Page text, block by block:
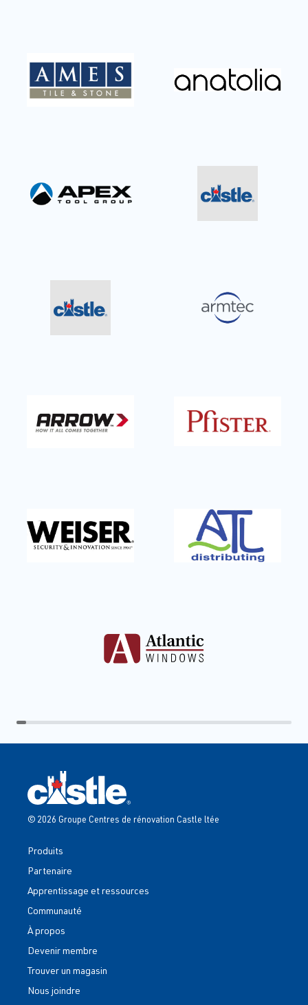
© 2026 Groupe Centres de rénovation Castle ltée
Produits
Partenaire
Apprentissage et ressources
Communauté
À propos
Devenir membre
Trouver un magasin
Nous joindre